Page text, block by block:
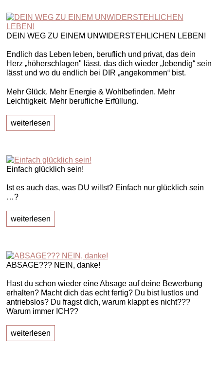
DEIN WEG ZU EINEM UNWIDERSTEHLICHEN LEBEN!
Endlich das Leben leben, beruflich und privat, das dein
Herz „höherschlagen" lässt, das dich wieder „lebendig“ sein
lässt und wo du endlich bei DIR „angekommen“ bist.
Mehr Glück. Mehr Energie & Wohlbefinden. Mehr
Leichtigkeit. Mehr berufliche Erfüllung.
weiterlesen
Einfach glücklich sein!
Ist es auch das, was DU willst? Einfach nur glücklich sein
…?
weiterlesen
ABSAGE??? NEIN, danke!
Hast du schon wieder eine Absage auf deine Bewerbung
erhalten? Macht dich das echt fertig? Du bist lustlos und
antriebslos? Du fragst dich, warum klappt es nicht???
Warum immer ICH??
weiterlesen